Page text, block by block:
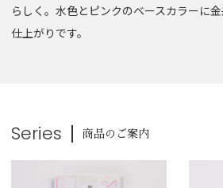
らしく。水色とピンクのベースカラーに
仕上がりです。
Series 商品のご案内